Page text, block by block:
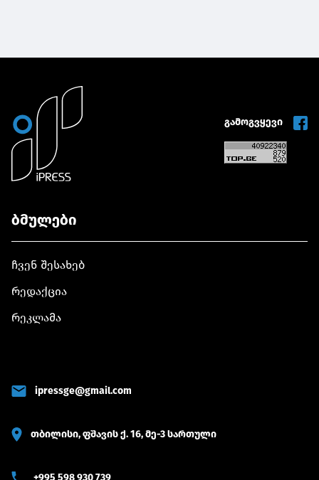
გამოგვყევი
ბმულები
ჩვენ შესახებ
რედაქცია
რეკლამა
ipressge@gmail.com
თბილისი, ფშავის ქ. 16, მე-3 სართული
+995 598 930 739